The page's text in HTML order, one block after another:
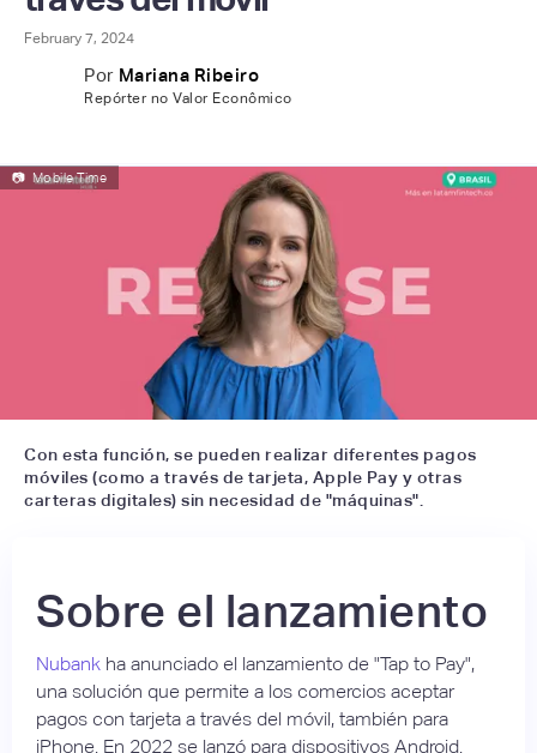
February 7, 2024
Por Mariana Ribeiro
Repórter no Valor Econômico
📷 Mobile Time
Con esta función, se pueden realizar diferentes pagos
móviles (como a través de tarjeta, Apple Pay y otras
carteras digitales) sin necesidad de "máquinas".
Sobre el lanzamiento
Nubank ha anunciado el lanzamiento de "Tap to Pay",
una solución que permite a los comercios aceptar
pagos con tarjeta a través del móvil, también para
iPhone. En 2022 se lanzó para dispositivos Android.